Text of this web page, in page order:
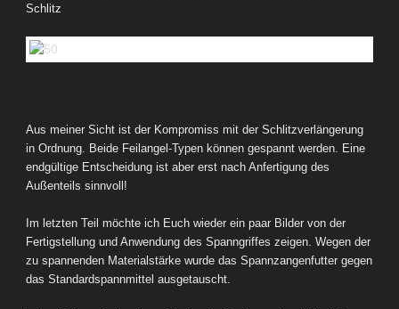
Schlitz
Aus meiner Sicht ist der Kompromiss mit der Schlitzverlängerung
in Ordnung. Beide Feilangel-Typen können gespannt werden. Eine
endgültige Entscheidung ist aber erst nach Anfertigung des
Außenteils sinnvoll!
Im letzten Teil möchte ich Euch wieder ein paar Bilder von der
Fertigstellung und Anwendung des Spanngriffes zeigen. Wegen der
zu spannenden Materialstärke wurde das Spannzangenfutter gegen
das Standardspannmittel ausgetauscht.